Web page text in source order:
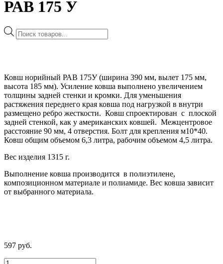
РАВ 175 У
Поиск
товаров
Ковш норийный РАВ 175У (ширина 390 мм, вылет 175 мм,
высота 185 мм). Усиление ковша выполнено увеличением
толщины задней стенки и кромки. Для уменьшения
растяжения переднего края ковша под нагрузкой в внутри
размещено ребро жесткости. Ковш спроектирован с плоской
задней стенкой, как у американских ковшей. Межцентровое
расстояние 90 мм, 4 отверстия. Болт для крепления м10*40.
Ковш общим объемом 6,3 литра, рабочим объемом 4,5 литра.
Вес изделия 1315 г.
Выполнение ковша производится в полиэтилене,
композиционном материале и полиамиде. Вес ковша зависит
от выбранного материала.
597 руб.
Количество